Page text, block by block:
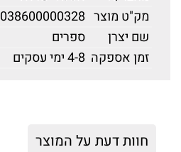
מק"ט מוצר 038600000328
שם יצרן
ספרים
זמן אספקה 4-8 ימי עסקים
חוות דעת על המוצר